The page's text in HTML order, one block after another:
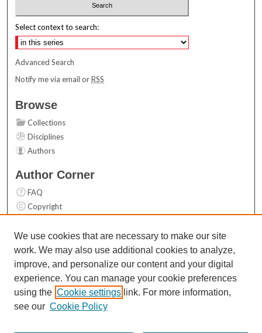
Select context to search:
Advanced Search
Notify me via email orRSS
Browse
Collections
Disciplines
Authors
Author Corner
FAQ
Copyright
Contact Us
Links
Top 10 Downloads (All time)
Activity by year
We use cookies that are necessary to make our site
work. We may also use additional cookies to analyze,
improve, and personalize our content and your digital
experience. You can manage your cookie preferences
using the Cookie settings link. For more information,
see our Cookie Policy